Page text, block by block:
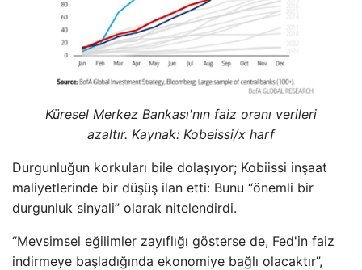
Küresel Merkez Bankası'nın faiz oranı verileri
azaltır. Kaynak: Kobeissi/x harf
Durgunluğun korkuları bile dolaşıyor; Kobiissi inşaat
maliyetlerinde bir düşüş ilan etti: Bunu “önemli bir
durgunluk sinyali” olarak nitelendirdi.
“Mevsimsel eğilimler zayıflığı gösterse de, Fed'in faiz
indirmeye başladığında ekonomiye bağlı olacaktır”,